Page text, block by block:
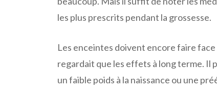
les plus prescrits pendant la grossesse.
Les enceintes doivent encore faire
regardait que les effets à long terme. Il
un faible poids à la naissance ou une